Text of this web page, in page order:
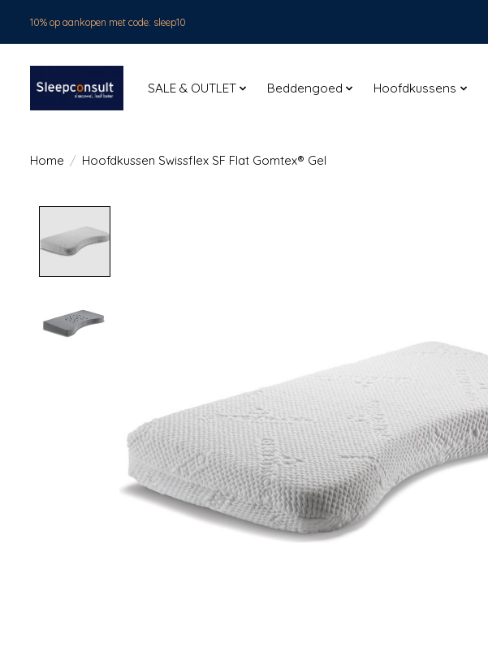
10% op aankopen met code: sleep10
SALE & OUTLET Beddengoed Hoofdkussens
Home / Hoofdkussen Swissflex SF Flat Gomtex® Gel